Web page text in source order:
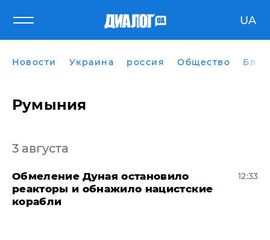
UA
Новости Украина россия Общество
Румыния
3 августа
Обмеление Дуная остановило
реакторы и обнажило нацистские
корабли
12:33